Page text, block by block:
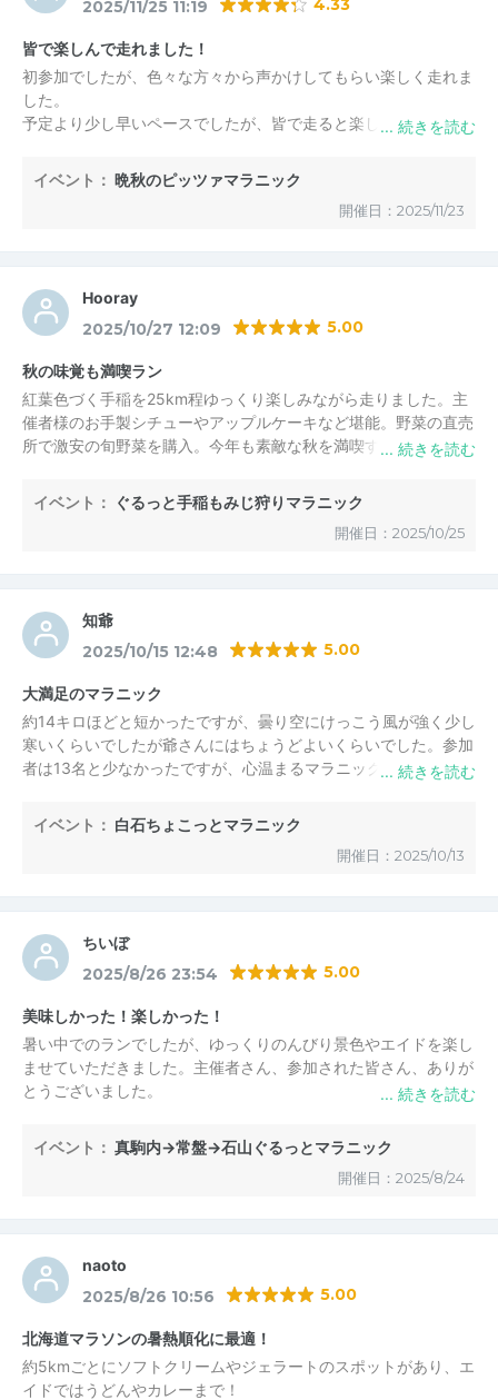
2025/11/25 11:19 4.33
皆で楽しんで走れました！
初参加でしたが、色々な方々から声かけしてもらい楽しく走れま
した。
予定より少し早いペースでしたが、皆で走ると楽しいですね
途中のピザは、生焼け！？それも愛嬌ですね（笑）
イベント： 晩秋のピッツァマラニック
開催日：2025/11/23
Hooray
2025/10/27 12:09 5.00
秋の味覚も満喫ラン
紅葉色づく手稲を25km程ゆっくり楽しみながら走りました。主
催者様のお手製シチューやアップルケーキなど堪能。野菜の直売
所で激安の旬野菜を購入。今年も素敵な秋を満喫することができ
イベント：
ぐるっと手稲もみじ狩りマラニック
開催日：2025/10/25
知爺
2025/10/15 12:48 5.00
大満足のマラニック
約14キロほどと短かったですが、曇り空にけっこう風が強く少し
寒いくらいでしたが爺さんにはちょうどよいくらいでした。参加
者は13名と少なかったですが、心温まるマラニックでした。
が、お昼は主催者宅前で美味しいカレーライスなど振る舞われ、
最後は奥さまご実家でブドウ狩り、お土産までいただき感謝でし
た。相変わらずビール飲みのみの皆さんに圧倒されながらも、私
ロちゃんも参加、途中の月寒公園一緒に１周は楽しかったです。
以上お礼を兼ねてのコメントでした。
イベント： 白石ちょこっとマラニック
開催日：2025/10/13
ちいぼ
2025/8/26 23:54 5.00
美味しかった！楽しかった！
暑い中でのランでしたが、ゆっくりのんびり景色やエイドを楽し
ませていただきました。主催者さん、参加された皆さん、ありが
とうございました。
イベント： 真駒内→常盤→石山ぐるっとマラニック
開催日：2025/8/24
naoto
2025/8/26 10:56 5.00
北海道マラソンの暑熱順化に最適！
約5kmごとにソフトクリームやジェラートのスポットがあり、エ
イドではうどんやカレーまで！